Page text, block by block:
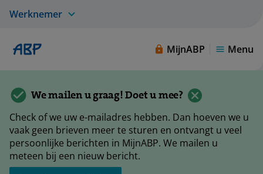
Werknemer
MijnABP Menu
We mailen u graag! Doet u mee?
Check of we uw e-mailadres hebben. Dan hoeven we u
vaak geen brieven meer te sturen en ontvangt u veel
persoonlijke berichten in MijnABP. We mailen u
meteen bij een nieuw bericht.